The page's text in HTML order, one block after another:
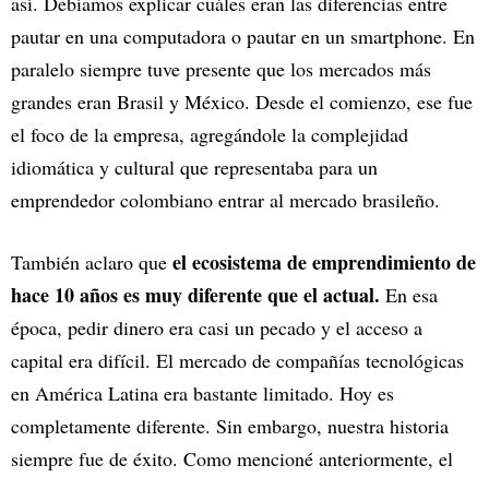
pautar en una computadora o pautar en un smartphone. En
paralelo siempre tuve presente que los mercados más
grandes eran Brasil y México. Desde el comienzo, ese fue
el foco de la empresa, agregándole la complejidad
idiomática y cultural que representaba para un
emprendedor colombiano entrar al mercado brasileño.
También aclaro que el ecosistema de emprendimiento de
hace 10 años es muy diferente que el actual. En esa
época, pedir dinero era casi un pecado y el acceso a
capital era difícil. El mercado de compañías tecnológicas
en América Latina era bastante limitado. Hoy es
completamente diferente. Sin embargo, nuestra historia
siempre fue de éxito. Como mencioné anteriormente, el